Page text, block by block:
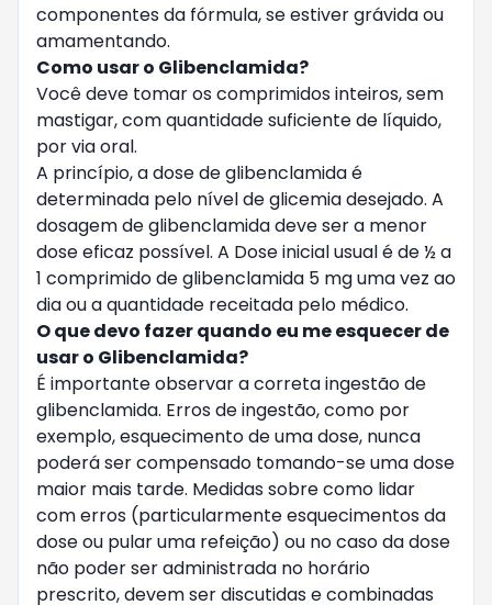
componentes da fórmula, se estiver grávida ou
amamentando.
Como usar o Glibenclamida?
Você deve tomar os comprimidos inteiros, sem
mastigar, com quantidade suficiente de líquido,
por via oral.
A princípio, a dose de glibenclamida é
determinada pelo nível de glicemia desejado. A
dosagem de glibenclamida deve ser a menor
dose eficaz possível. A Dose inicial usual é de ½ a
1 comprimido de glibenclamida 5 mg uma vez ao
dia ou a quantidade receitada pelo médico.
O que devo fazer quando eu me esquecer de
usar o Glibenclamida?
É importante observar a correta ingestão de
glibenclamida. Erros de ingestão, como por
exemplo, esquecimento de uma dose, nunca
poderá ser compensado tomando-se uma dose
maior mais tarde. Medidas sobre como lidar
com erros (particularmente esquecimentos da
dose ou pular uma refeição) ou no caso da dose
não poder ser administrada no horário
prescrito, devem ser discutidas e combinadas